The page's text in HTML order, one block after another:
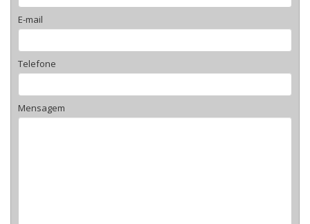
E-mail
Telefone
Mensagem